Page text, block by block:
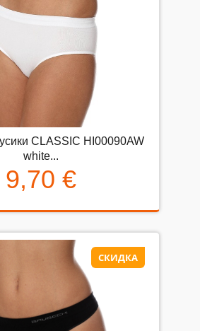
CLASSIC HI00090AW
white...
9,70 €
СКИДКА